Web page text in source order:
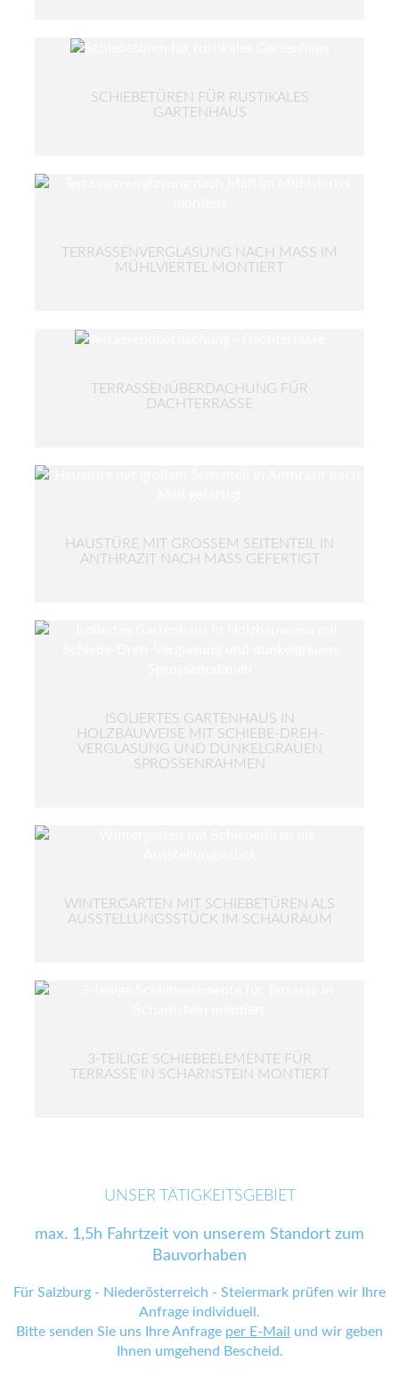
SCHIEBETÜREN FÜR RUSTIKALES
GARTENHAUS
TERRASSENVERGLASUNG NACH MASS IM M
ÜHLVIERTEL MONTIERT
TERRASSENÜBERDACHUNG FÜR
DACHTERRASSE
HAUSTÜRE MIT GROSSEM SEITENTEIL IN A
NTHRAZIT NACH MASS GEFERTIGT
ISOLIERTES GARTENHAUS IN
HOLZBAUWEISE MIT SCHIEBE-DREH-
VERGLASUNG UND DUNKELGRAUEN
SPROSSENRAHMEN
WINTERGARTEN MIT SCHIEBETÜREN ALS
AUSSTELLUNGSSTÜCK IM SCHAURAUM
3-TEILIGE SCHIEBEELEMENTE FÜR
TERRASSE IN SCHARNSTEIN MONTIERT
UNSER TÄTIGKEITSGEBIET
max. 1,5h Fahrtzeit von unserem Standort zum
Bauvorhaben
Für Salzburg - Niederösterreich - Steiermark prüfen wir Ihre
Anfrage individuell.
Bitte senden Sie uns Ihre Anfrage per E-Mail
und wir geben
Ihnen umgehend Bescheid.